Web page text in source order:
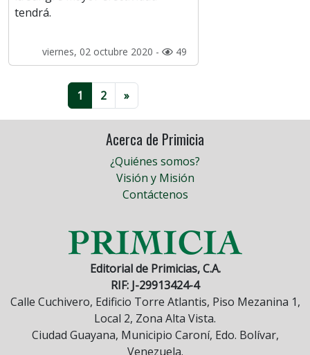
tendrá.
viernes, 02 octubre 2020 - 49
1 2 »
Acerca de Primicia
¿Quiénes somos?
Visión y Misión
Contáctenos
Editorial de Primicias, C.A.
RIF: J-29913424-4
Calle Cuchivero, Edificio Torre Atlantis, Piso Mezanina 1,
Local 2, Zona Alta Vista.
Ciudad Guayana, Municipio Caroní, Edo. Bolívar,
Venezuela.